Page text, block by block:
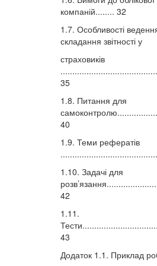
компаній........ 32
1.7. Особливості
складання звітності у
страховиків
35
1.8. Питання для
40
1.9. Теми рефератів
1.10. Задачі для
42
1.11.
43
Додаток 1.1. Приклад